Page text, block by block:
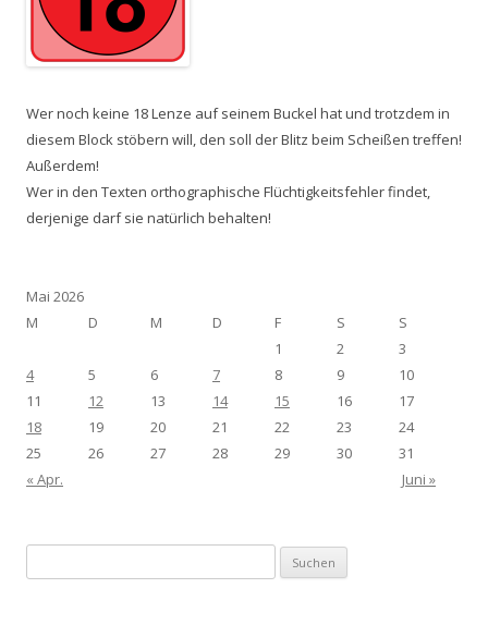
Wer noch keine 18 Lenze auf seinem Buckel hat und trotzdem in
diesem Block stöbern will, den soll der Blitz beim Scheißen treffen!
Außerdem!
Wer in den Texten orthographische Flüchtigkeitsfehler findet,
derjenige darf sie natürlich behalten!
Mai 2026
M
D M D F S
S
1
2
3
4
5 6 7 8 9
10
11
12 13 14 15 16
17
18
19 20 21 22 23
24
25
26 27 28 29 30
31
« Apr.
Juni »
nach: